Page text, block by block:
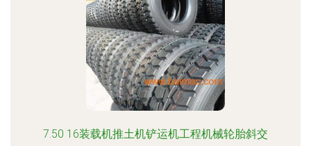
7.50 16装载机推土机铲运机工程机械轮胎斜交